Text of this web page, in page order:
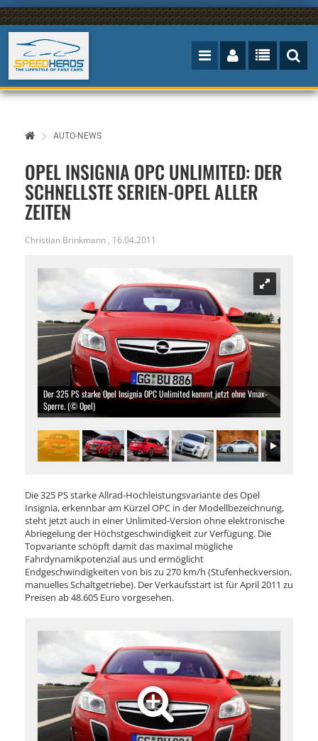
AUTO-NEWS
OPEL INSIGNIA OPC UNLIMITED: DER
SCHNELLSTE SERIEN-OPEL ALLER
ZEITEN
Christian Brinkmann , 16.04.2011
Der 325 PS starke Opel Insignia OPC Unlimited kommt jetzt ohne Vmax-
Sperre. (© Opel)
Die 325 PS starke Allrad-Hochleistungsvariante des Opel
Insignia, erkennbar am Kürzel OPC in der Modellbezeichnung,
steht jetzt auch in einer Unlimited-Version ohne elektronische
Abriegelung der Höchstgeschwindigkeit zur Verfügung. Die
Topvariante schöpft damit das maximal mögliche
Fahrdynamikpotenzial aus und ermöglicht
Endgeschwindigkeiten von bis zu 270 km/h (Stufenheckversion,
manuelles Schaltgetriebe). Der Verkaufsstart ist für April 2011 zu
Preisen ab 48.605 Euro vorgesehen.